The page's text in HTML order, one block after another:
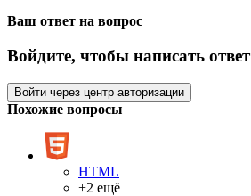
Ваш ответ на вопрос
Войдите, чтобы написать ответ
Войти через центр авторизации
Похожие вопросы
HTML
+2 ещё